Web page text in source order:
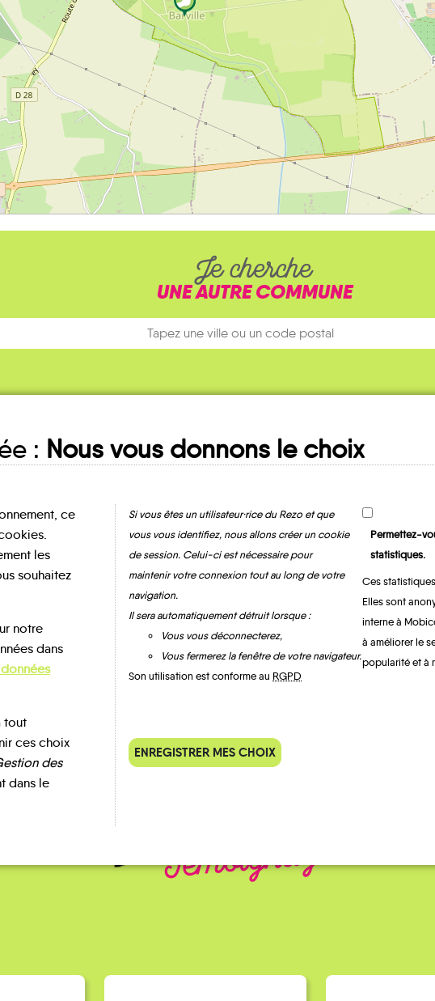
Je cherche
UNE AUTRE COMMUNE
Ma fiche
Témoignages
: Nous vous donnons le choix
ce
les
souhaitez
notre
dans
tout
ces choix
des
dans le
Si vous êtes un utilisateur·rice du Rezo et que
vous vous identifiez, nous allons créer un cookie
de session. Celui-ci est nécessaire pour
maintenir votre connexion tout au long de votre
navigation.
Il sera automatiquement détruit lorsque :
Vous vous déconnecterez,
Vous fermerez la fenêtre de votre navigateur.
Son utilisation est conforme au RGPD
Permettez-
statistiques.
Ces
Elles sont
interne à
à améliorer le
popularité et à
ENREGISTRER MES CHOIX